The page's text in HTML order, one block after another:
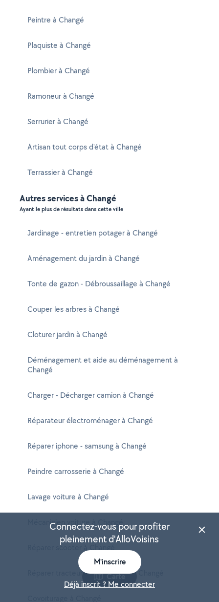
Peintre à Changé
Plaquiste à Changé
Plombier à Changé
Ramoneur à Changé
Serrurier à Changé
Artisan tout corps d'état à Changé
Terrassier à Changé
Autres services à Changé
Ayant le plus de résultats dans cette ville
Jardinage - entretien potager à Changé
Aménagement du jardin à Changé
Tonte de gazon - Débroussaillage à Changé
Couper les arbres à Changé
Cloturer jardin à Changé
Déménagement et aide au déménagement à
Changé
Charger - Décharger camion à Changé
Réparateur électroménager à Changé
Réparer iphone - samsung à Changé
Peindre carrosserie à Changé
Lavage voiture à Changé
Mécanicien voiture à Changé
Réparer scooter à Changé
Réparer tracteur, quad, bateau à Changé
Carte
Connectez-vous pour profiter
pleinement d'AlloVoisins
M'inscrire
Déjà inscrit ? Me connecter